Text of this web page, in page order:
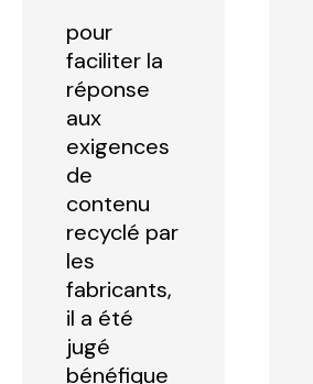
pour
faciliter la
réponse
aux
exigences
de
contenu
recyclé par
les
fabricants,
il a été
jugé
bénéfique